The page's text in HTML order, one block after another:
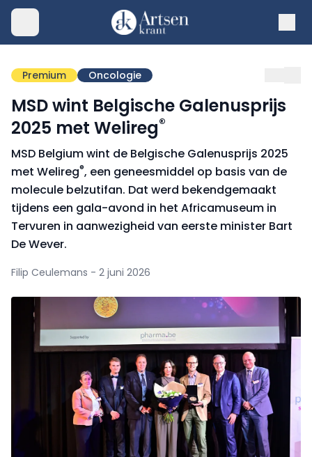
Premium Oncologie
MSD wint Belgische Galenusprijs
2025 met Welireg®
MSD Belgium wint de Belgische Galenusprijs 2025
met Welireg®, een geneesmiddel op basis van de
molecule belzutifan. Dat werd bekendgemaakt
tijdens een gala-avond in het Africamuseum in
Tervuren in aanwezigheid van eerste minister Bart
De Wever.
Filip Ceulemans - 2 juni 2026